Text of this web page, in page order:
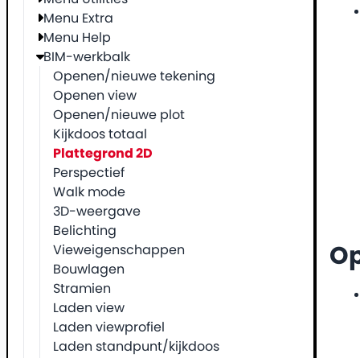
Menu Extra
Menu Help
BIM-werkbalk
Openen/nieuwe tekening
Openen view
Openen/nieuwe plot
Kijkdoos totaal
Plattegrond 2D
Perspectief
Walk mode
3D-weergave
Belichting
Vieweigenschappen
Bouwlagen
Stramien
Laden view
Laden viewprofiel
Laden standpunt/kijkdoos